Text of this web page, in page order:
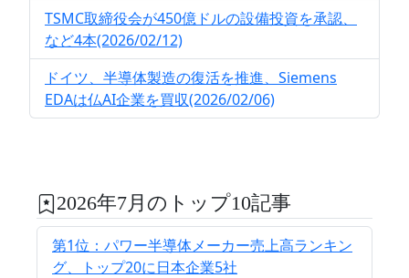
TSMC取締役会が450億ドルの設備投資を承認、
など4本(2026/02/12)
ドイツ、半導体製造の復活を推進、Siemens
EDAは仏AI企業を買収(2026/02/06)
2026年7月のトップ10記事
第1位：パワー半導体メーカー売上高ランキン
グ、トップ20に日本企業5社